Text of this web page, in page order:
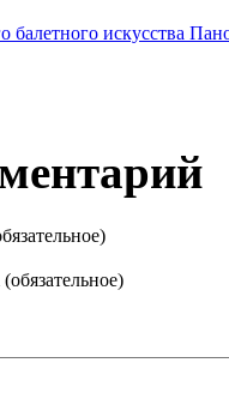
балетного искусства